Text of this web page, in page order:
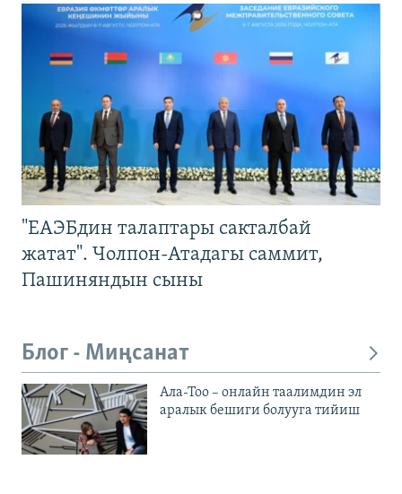
"ЕАЭБдин талаптары сакталбай
жатат". Чолпон-Атадагы саммит,
Пашиняндын сыны
Блог - Миңсанат
Ала-Тоо – онлайн таалимдин эл
аралык бешиги болууга тийиш